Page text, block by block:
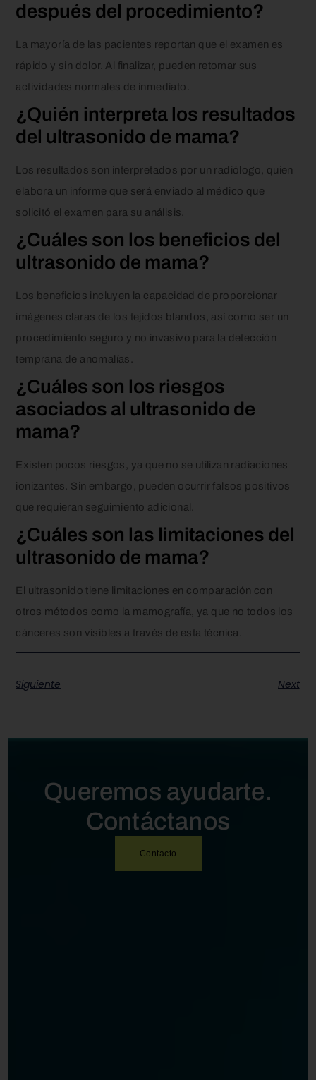
después del procedimiento?
La mayoría de las pacientes reportan que el examen es
rápido y sin dolor. Al finalizar, pueden retomar sus
actividades normales de inmediato.
¿Quién interpreta los resultados
del ultrasonido de mama?
Los resultados son interpretados por un radiólogo, quien
elabora un informe que será enviado al médico que
solicitó el examen para su análisis.
¿Cuáles son los beneficios del
ultrasonido de mama?
Los beneficios incluyen la capacidad de proporcionar
imágenes claras de los tejidos blandos, así como ser un
procedimiento seguro y no invasivo para la detección
temprana de anomalías.
¿Cuáles son los riesgos
asociados al ultrasonido de
mama?
Existen pocos riesgos, ya que no se utilizan radiaciones
ionizantes. Sin embargo, pueden ocurrir falsos positivos
que requieran seguimiento adicional.
¿Cuáles son las limitaciones del
ultrasonido de mama?
El ultrasonido tiene limitaciones en comparación con
otros métodos como la mamografía, ya que no todos los
cánceres son visibles a través de esta técnica.
Siguiente Next
Queremos ayudarte.
Contáctanos
Contacto